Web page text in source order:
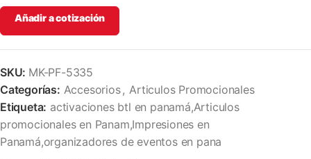
Añadir a cotización
SKU: MK-PF-5335
Categorías: Accesorios, Articulos Promocionales
Etiqueta: activaciones btl en panamá,Articulos
promocionales en Panam,Impresiones en
Panamá,organizadores de eventos en pana